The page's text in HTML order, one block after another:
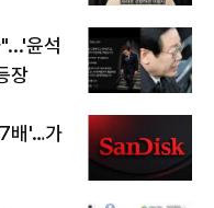
윤석
장
배'…가